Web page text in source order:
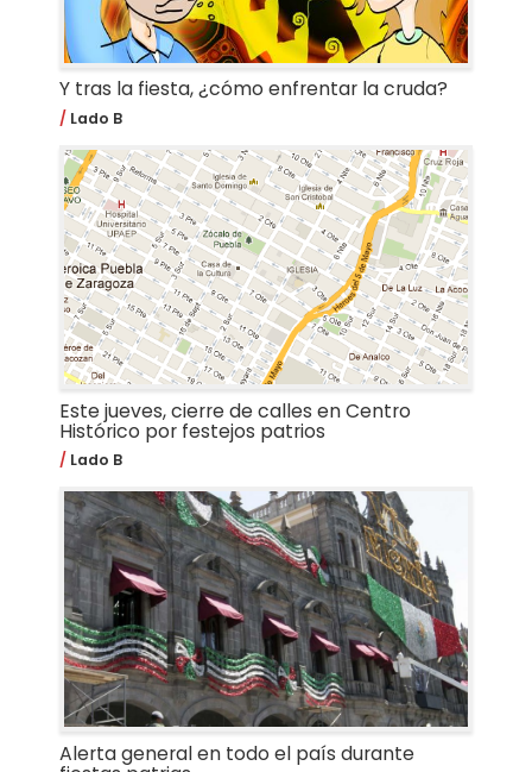
Y tras la fiesta, ¿cómo enfrentar la cruda?
Lado B
Este jueves, cierre de calles en Centro
Histórico por festejos patrios
Lado B
Alerta general en todo el país durante